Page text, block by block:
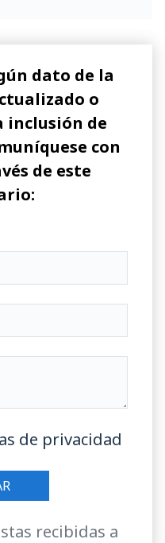
dato de la
o
inclusión de
con
de este
de privacidad
recibidas a